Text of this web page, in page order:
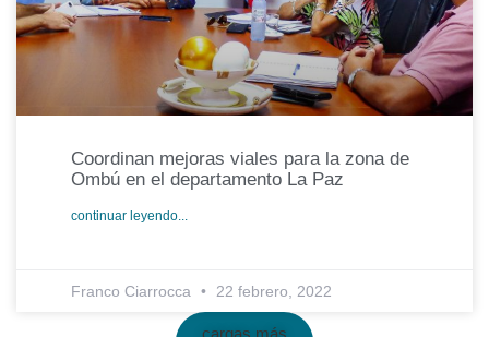
Coordinan mejoras viales para la zona de
Ombú en el departamento La Paz
continuar leyendo...
Franco Ciarrocca 22 febrero, 2022
cargas más